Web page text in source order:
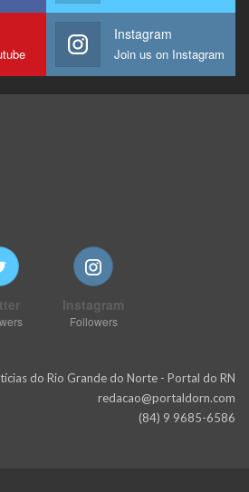
Instagram
Join us on Instagram
Instagram
Followers
do Rio Grande do Norte - Portal do RN
redacao@portaldorn.com
(84) 9 9685-6586